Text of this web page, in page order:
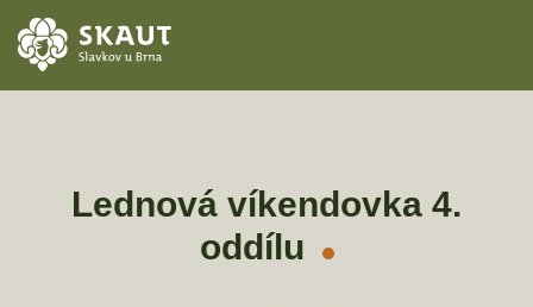
Lednová víkendovka 4.
oddílu